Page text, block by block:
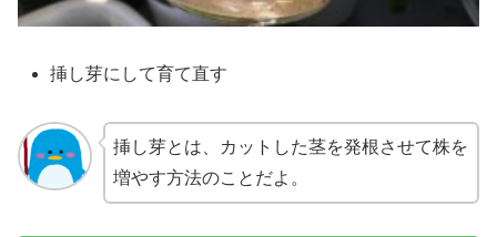
挿し芽にして育て直す
挿し芽とは、カットした茎を発根させて株を
増やす方法のことだよ。